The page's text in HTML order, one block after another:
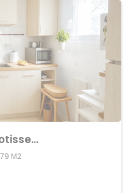
Achat Appartement lotissement
M2